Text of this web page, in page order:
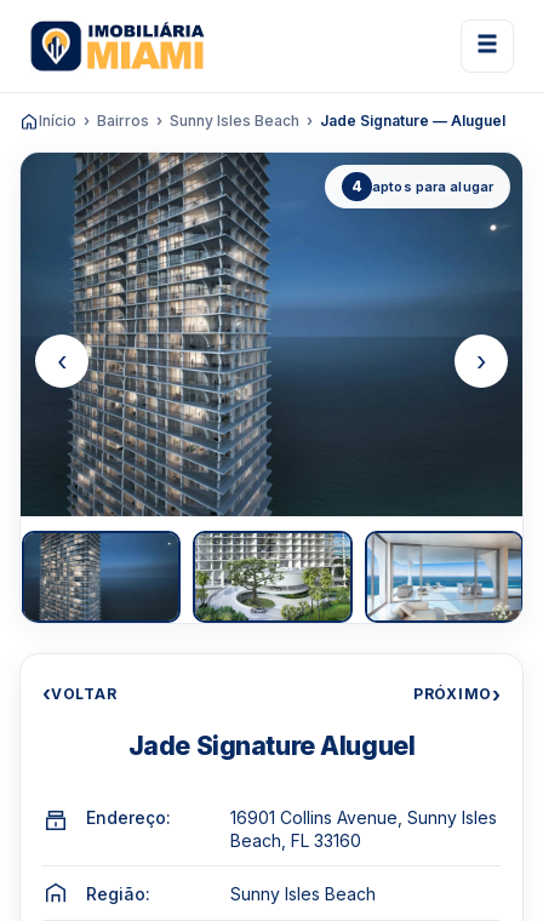
Início Bairros Sunny Isles Beach Jade Signature — Aluguel
4 aptos para alugar
‹ ›
‹VOLTAR PRÓXIMO›
Jade Signature Aluguel
Endereço:
16901 Collins Avenue, Sunny Isles
Beach, FL 33160
Região: Sunny Isles Beach